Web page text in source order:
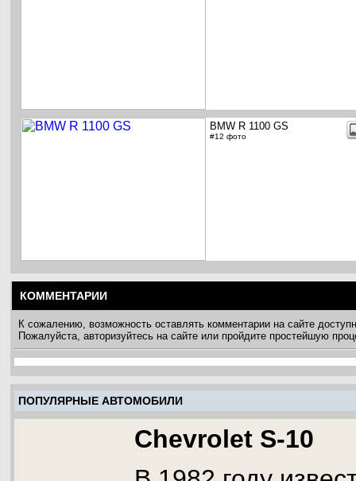
BMW R 1100 GS
#12 фото
КОММЕНТАРИИ
К сожалению, возможность оставлять комментарии на сайте
Пожалуйста, авторизуйтесь на сайте или пройдите простейшую
ПОПУЛЯРНЫЕ АВТОМОБИЛИ
Chevrolet S-10